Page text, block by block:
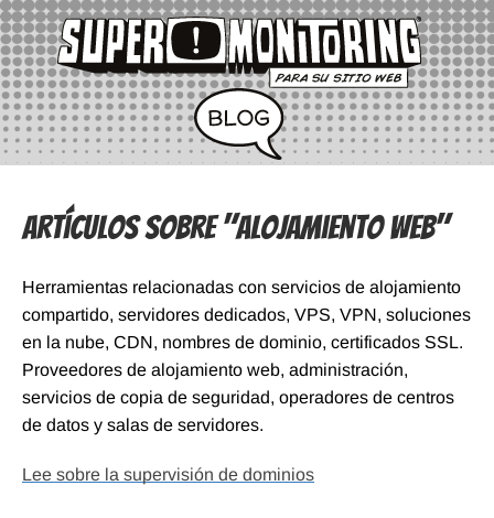
Artículos sobre "Alojamiento web"
Herramientas relacionadas con servicios de alojamiento
compartido, servidores dedicados, VPS, VPN, soluciones
en la nube, CDN, nombres de dominio, certificados SSL.
Proveedores de alojamiento web, administración,
servicios de copia de seguridad, operadores de centros
de datos y salas de servidores.
Lee sobre la supervisión de dominios